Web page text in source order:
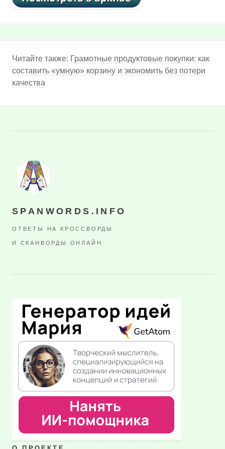
Читайте также: Грамотные продуктовые покупки: как
составить «умную» корзину и экономить без потери
качества
SPANWORDS.INFO
ОТВЕТЫ НА КРОССВОРДЫ
И СКАНВОРДЫ ОНЛАЙН